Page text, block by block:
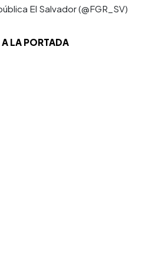
El Salvador (@FGR_SV)
A LA PORTADA